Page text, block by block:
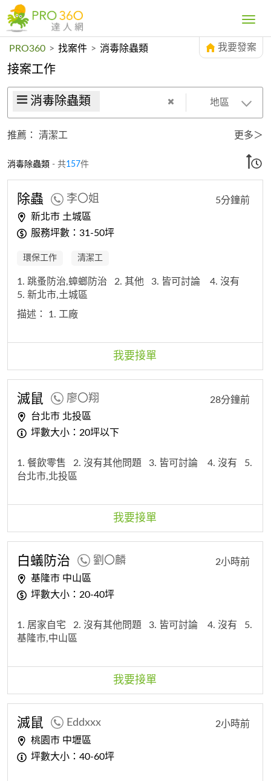
Toggle
PRO360 > 找案件 > 消毒除蟲類 我要發案
接案工作
消毒除蟲類 地區
推薦： 清潔工 更多＞
消毒除蟲類 - 共157件
除蟲 李〇姐
新北市 土城區
服務坪數：31-50坪
5分鐘前
環保工作 清潔工
1. 跳蚤防治,蟑螂防治 2. 其他 3. 皆可討論
4. 沒有
5. 新北市,土城區
描述： 1. 工廠
我要接單
滅鼠 廖〇翔
台北市 北投區
坪數大小：20坪以下
28分鐘前
1. 餐飲零售 2. 沒有其他問題 3. 皆可討論 4. 沒有
5.
台北市,北投區
我要接單
白蟻防治 劉〇麟
基隆市 中山區
坪數大小：20-40坪
2小時前
1. 居家自宅 2. 沒有其他問題 3. 皆可討論 4. 沒有
5.
基隆市,中山區
我要接單
滅鼠 Eddxxx
桃園市 中壢區
坪數大小：40-60坪
2小時前